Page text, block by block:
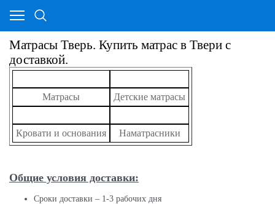
Матрасы Тверь. Купить матрас в Твери с
доставкой.
Матрасы Детские матрасы
Кровати и основания Наматрасники
Общие условия доставки:
Сроки доставки – 1-3 рабочих дня